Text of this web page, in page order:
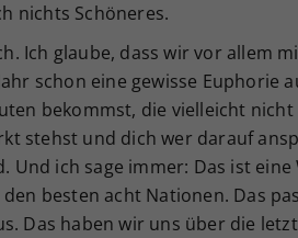
nichts Schöneres.
Ich glaube, dass wir vor allem
schon eine gewisse Euphorie
bekommst, die vielleicht
stehst und dich wer darauf
Und ich sage immer: Das ist
besten acht Nationen. Das
Das haben wir uns über die